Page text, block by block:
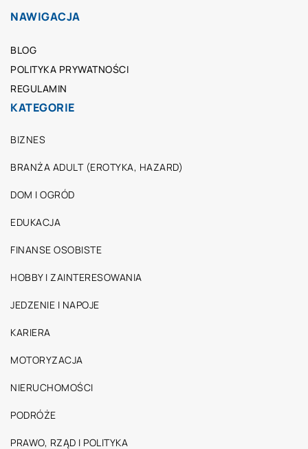
NAWIGACJA
BLOG
POLITYKA PRYWATNOŚCI
REGULAMIN
KATEGORIE
BIZNES
BRANŻA ADULT (EROTYKA, HAZARD)
DOM I OGRÓD
EDUKACJA
FINANSE OSOBISTE
HOBBY I ZAINTERESOWANIA
JEDZENIE I NAPOJE
KARIERA
MOTORYZACJA
NIERUCHOMOŚCI
PODRÓŻE
PRAWO, RZĄD I POLITYKA